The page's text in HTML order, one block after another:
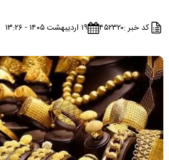
کد خبر :۴۵۲۳۲۰ ۱۹ اردیبهشت ۱۴۰۵ - ۱۳:۲۶